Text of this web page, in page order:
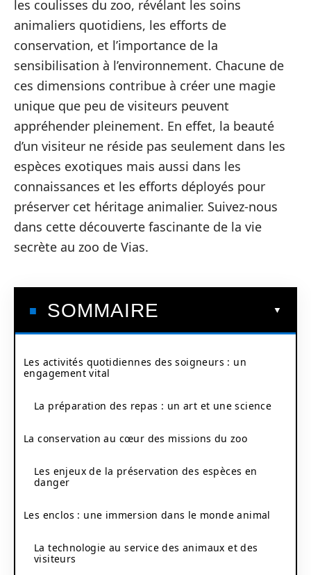
les coulisses du zoo, révélant les soins
animaliers quotidiens, les efforts de
conservation, et l’importance de la
sensibilisation à l’environnement. Chacune de
ces dimensions contribue à créer une magie
unique que peu de visiteurs peuvent
appréhender pleinement. En effet, la beauté
d’un visiteur ne réside pas seulement dans les
espèces exotiques mais aussi dans les
connaissances et les efforts déployés pour
préserver cet héritage animalier. Suivez-nous
dans cette découverte fascinante de la vie
secrète au zoo de Vias.
SOMMAIRE
Les activités quotidiennes des soigneurs : un
engagement vital
La préparation des repas : un art et une science
La conservation au cœur des missions du zoo
Les enjeux de la préservation des espèces en
danger
Les enclos : une immersion dans le monde animal
La technologie au service des animaux et des
visiteurs